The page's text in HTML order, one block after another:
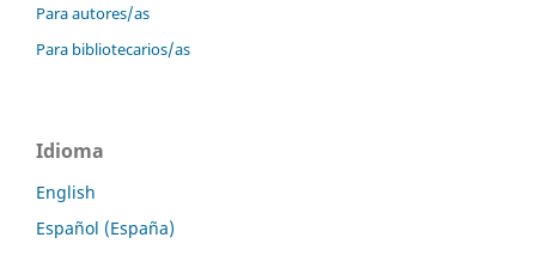
Para autores/as
Para bibliotecarios/as
Idioma
English
Español (España)